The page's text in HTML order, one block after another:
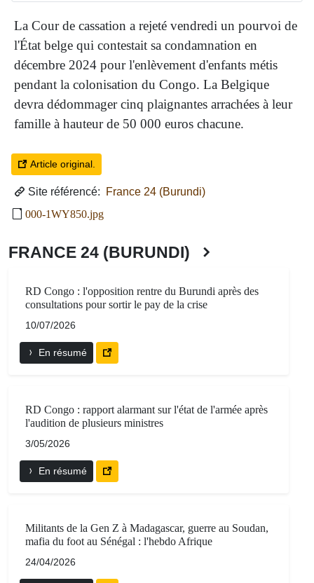
La Cour de cassation a rejeté vendredi un pourvoi de
l'État belge qui contestait sa condamnation en
décembre 2024 pour l'enlèvement d'enfants métis
pendant la colonisation du Congo. La Belgique
devra dédommager cinq plaignantes arrachées à leur
famille à hauteur de 50 000 euros chacune.
Article original.
Site référencé:
France 24 (Burundi)
000-1WY850.jpg
FRANCE 24 (BURUNDI)
RD Congo : l'opposition rentre du Burundi après des
consultations pour sortir le pay de la crise
10/07/2026
En résumé
RD Congo : rapport alarmant sur l'état de l'armée après
l'audition de plusieurs ministres
3/05/2026
En résumé
Militants de la Gen Z à Madagascar, guerre au Soudan,
mafia du foot au Sénégal : l'hebdo Afrique
24/04/2026